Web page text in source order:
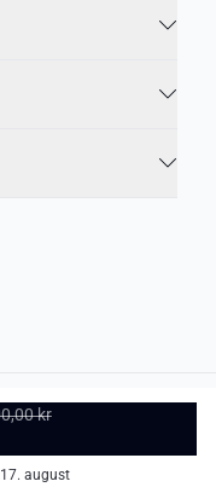
kr
august
betingelser
2026